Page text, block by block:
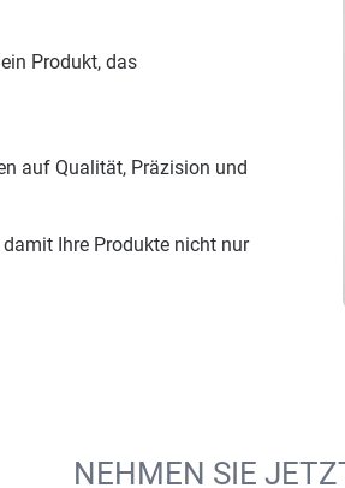
Produkt, das
auf Qualität, Präzision und
damit Ihre Produkte nicht nur
NEHMEN SIE